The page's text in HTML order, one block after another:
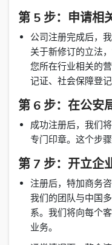
第 5 步：申请相
公司注册完成后，
关于新修订的立法
您所在行业相关的
记证、社会保障登
第 6 步：在公安
成功注册后，我们
专门印章。这个步
第 7 步：开立企
注册后，特加商务
我们的团队与中国
系。我们将向每个
业务。